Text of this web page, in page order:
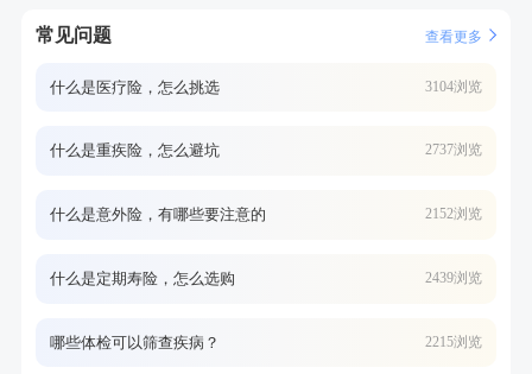
常见问题 查看更多
什么是医疗险，怎么挑选 3104浏览
什么是重疾险，怎么避坑 2737浏览
什么是意外险，有哪些要注意的 2152浏览
什么是定期寿险，怎么选购 2439浏览
哪些体检可以筛查疾病？ 2215浏览